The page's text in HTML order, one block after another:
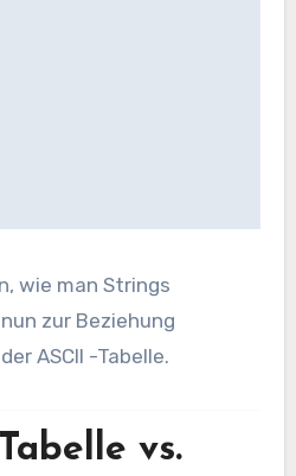
wie man Strings
zur Beziehung
ASCII -Tabelle.
vs.